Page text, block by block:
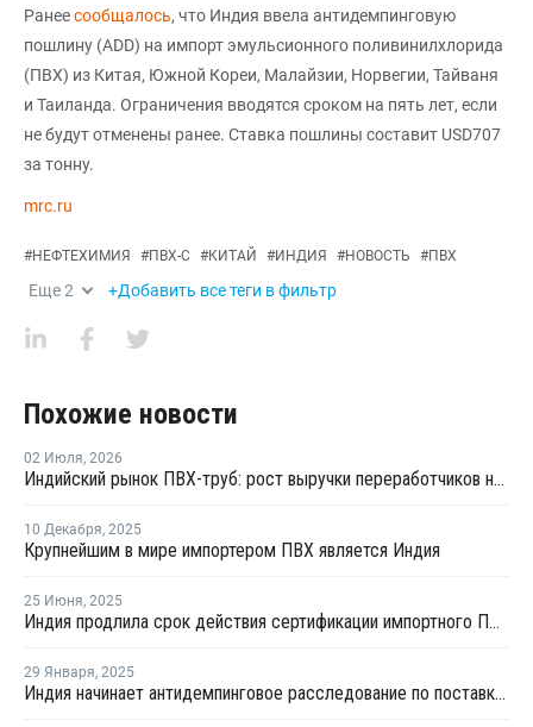
Ранеесообщалось, что Индия ввела антидемпинговую
пошлину (ADD) на импорт эмульсионного поливинилхлорида
(ПВХ) из Китая, Южной Кореи, Малайзии, Норвегии, Тайваня
и Таиланда. Ограничения вводятся сроком на пять лет, если
не будут отменены ранее. Ставка пошлины составит USD707
за тонну.
mrc.ru
#НЕФТЕХИМИЯ #ПВХ-С #КИТАЙ #ИНДИЯ #НОВОСТЬ #ПВХ
Еще2 +Добавить все теги в фильтр
Похожие новости
02 Июля, 2026
Индийский рынок ПВХ-труб: рост выручки переработчиков на фоне высоких цен на смолу
10 Декабря, 2025
Крупнейшим в мире импортером ПВХ является Индия
25 Июня, 2025
Индия продлила срок действия сертификации импортного ПВХ на шесть месяцев
29 Января, 2025
Индия начинает антидемпинговое расследование по поставкам ПВХ-смол из ЕС и Японии